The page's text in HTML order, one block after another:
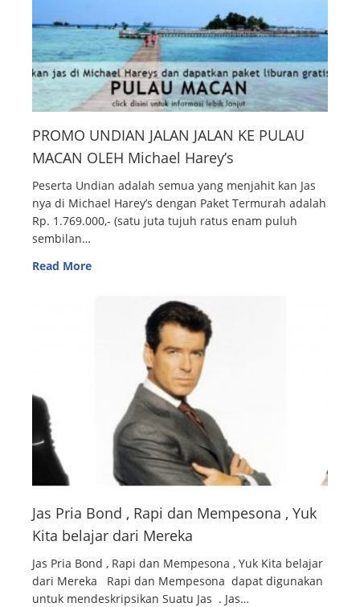
PROMO UNDIAN JALAN JALAN KE PULAU
MACAN OLEH Michael Harey’s
Peserta Undian adalah semua yang menjahit kan Jas
nya di Michael Harey’s dengan Paket Termurah adalah
Rp. 1.769.000,- (satu juta tujuh ratus enam puluh
sembilan…
Read More
Jas Pria Bond , Rapi dan Mempesona , Yuk
Kita belajar dari Mereka
Jas Pria Bond , Rapi dan Mempesona , Yuk Kita belajar
dari Mereka Rapi dan Mempesona dapat digunakan
untuk mendeskripsikan Suatu Jas . Jas…